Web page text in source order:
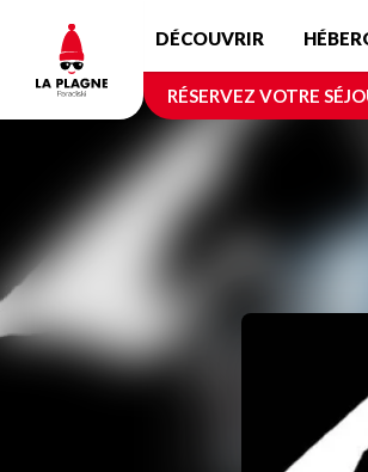
contenu
principal
DÉCOUVRIR
RÉSERVEZ VOTRE